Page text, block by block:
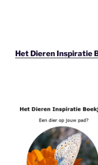
Het Dieren Inspiratie